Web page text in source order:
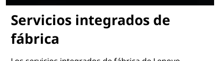
Servicios integrados de
fábrica